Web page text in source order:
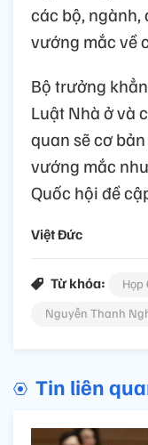
các bộ,
vướng mắc về
Bộ trưởng
Luật Nhà ở và
quan sẽ cơ
vướng mắc
Quốc hội đề
Việt Đức
Từ khóa: Họp
Nguyễn Thanh
Tin liên